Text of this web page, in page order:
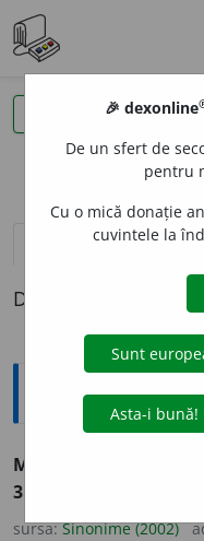
definiții (1)
Definiția cu ID-ul
Sinonime
MOMENT
3.
sursa:Sinonime (2002)
🎉 dexonline
De un sfert de
pentru
Cu o mică donație
cuvintele la